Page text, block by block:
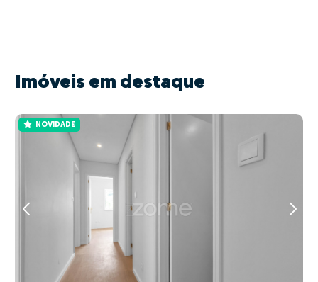
Imóveis em destaque
NOVIDADE